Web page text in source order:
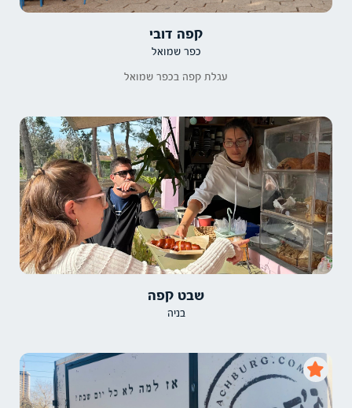
קפה דובי
כפר שמואל
עגלת קפה בכפר שמואל
שבט קפה
בניה